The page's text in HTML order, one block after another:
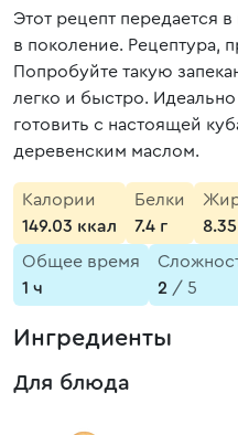
Этот рецепт передается
в поколение. Рецептура,
Попробуйте такую
легко и быстро.
готовить с настоящей
деревенским маслом.
Калории
149.03 ккал
Белки
7.4 г
Общее время
1 ч
2 / 5
Ингредиенты
Для блюда